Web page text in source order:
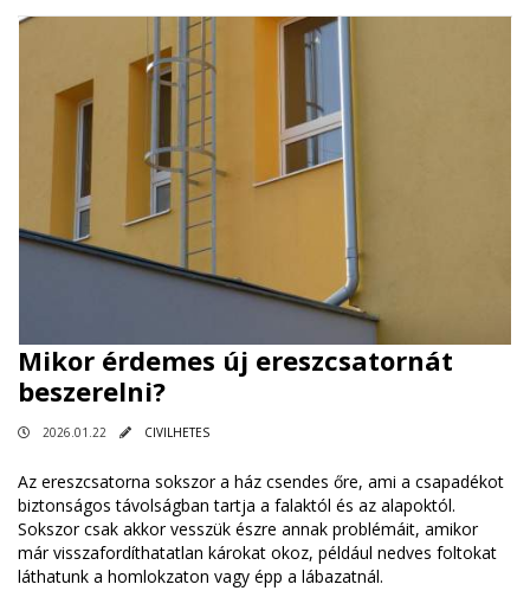
Mikor érdemes új ereszcsatornát
beszerelni?
2026.01.22 CIVILHETES
Az ereszcsatorna sokszor a ház csendes őre, ami a csapadékot
biztonságos távolságban tartja a falaktól és az alapoktól.
Sokszor csak akkor vesszük észre annak problémáit, amikor
már visszafordíthatatlan károkat okoz, például nedves foltokat
láthatunk a homlokzaton vagy épp a lábazatnál.